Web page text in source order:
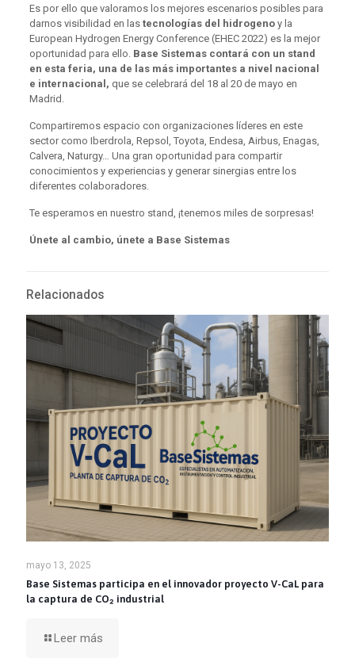
Es por ello que valoramos los mejores escenarios posibles para
darnos visibilidad en las tecnologías del hidrogenoy la
European Hydrogen Energy Conference (EHEC 2022) es la mejor
oportunidad para ello. Base Sistemas contará con un stand
en esta feria, una de las más importantes a nivel nacional
e internacional, que se celebrará del 18 al 20 de mayo en
Madrid.
Compartiremos espacio con organizaciones líderes en este
sector como Iberdrola, Repsol, Toyota, Endesa, Airbus, Enagas,
Calvera, Naturgy… Una gran oportunidad para compartir
conocimientos y experiencias y generar sinergias entre los
diferentes colaboradores.
Te esperamos en nuestro stand, ¡tenemos miles de sorpresas!
Únete al cambio, únete a Base Sistemas
Relacionados
mayo 13, 2025
Base Sistemas participa en el innovador proyecto V-CaL para
la captura de CO₂ industrial
Leer más